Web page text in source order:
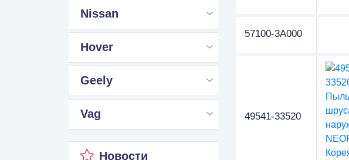
Nissan
Hover
Geely
Vag
Новости
57100-3A000
49541-33520